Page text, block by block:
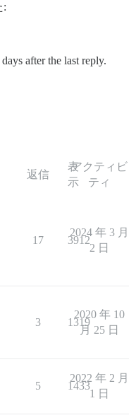
:
after the last reply.
返信
表
示
アクティビ
ティ
17 3912
2024 年 3 月
2 日
3 1319
2020 年 10
月 25 日
5 1433
2022 年 2 月
1 日